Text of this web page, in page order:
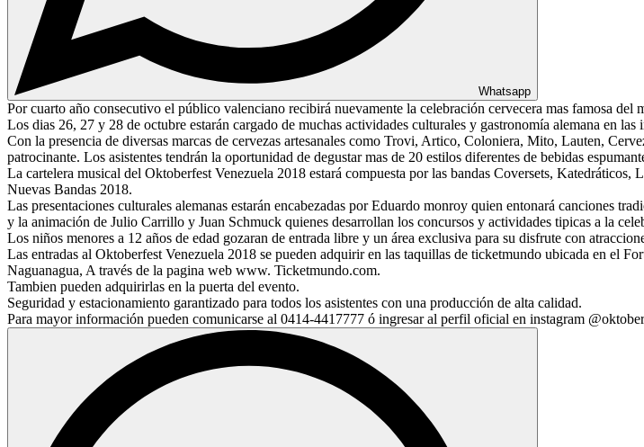
Whatsapp
Por cuarto año consecutivo el público valenciano recibirá nuevamente la celebración cervecera mas famosa del
Los dias 26, 27 y 28 de octubre estarán cargado de muchas actividades culturales y gastronomía alemana en
Con la presencia de diversas marcas de cervezas artesanales como Trovi, Artico, Coloniera, Mito, Lauten,
patrocinante. Los asistentes tendrán la oportunidad de degustar mas de 20 estilos diferentes de bebidas
La cartelera musical del Oktoberfest Venezuela 2018 estará compuesta por las bandas Coversets,
Nuevas Bandas 2018.
Las presentaciones culturales alemanas estarán encabezadas por Eduardo monroy quien entonará canciones
y la animación de Julio Carrillo y Juan Schmuck quienes desarrollan los concursos y actividades tipicas a la
Los niños menores a 12 años de edad gozaran de entrada libre y un área exclusiva para su disfrute con
Las entradas al Oktoberfest Venezuela 2018 se pueden adquirir en las taquillas de ticketmundo ubicada en el
Naguanagua, A través de la pagina web www. Ticketmundo.com.
Tambien pueden adquirirlas en la puerta del evento.
Seguridad y estacionamiento garantizado para todos los asistentes con una producción de alta calidad.
Para mayor información pueden comunicarse al 0414-4417777 ó ingresar al perfil oficial en instagram